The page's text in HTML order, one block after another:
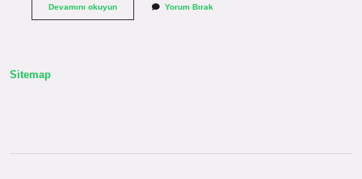
Devamını okuyunOsmanlıda
Yorum Bırak
Sitemap